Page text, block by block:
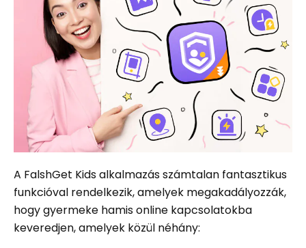
A FalshGet Kids alkalmazás számtalan fantasztikus
funkcióval rendelkezik, amelyek megakadályozzák,
hogy gyermeke hamis online kapcsolatokba
keveredjen, amelyek közül néhány: